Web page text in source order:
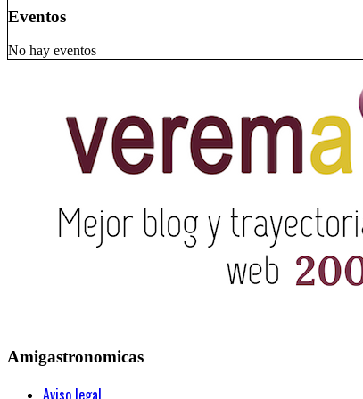
Eventos
No hay eventos
Amigastronomicas
Aviso legal